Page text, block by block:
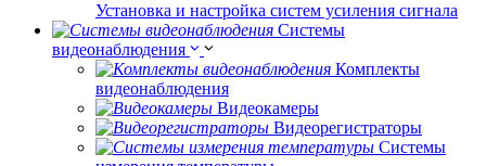
Установка и настройка систем усиления сигнала
Системы
видеонаблюдения
Комплекты
видеонаблюдения
Видеокамеры
Видеорегистраторы
Системы